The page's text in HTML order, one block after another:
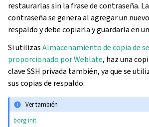
restaurarlas sin la frase de contraseña.
contraseña se genera al agregar un
respaldo y debe copiarla y guardarla en
Si utilizasAlmacenamiento de copia de
proporcionado por Weblate, haz una
clave SSH privada también, ya que se
sus copias de respaldo.
Ver también
borg init